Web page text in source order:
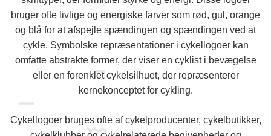
bruger ofte livlige og energiske farver som rød, gul, orange
og blå for at afspejle spændingen og spændingen ved at
cykle. Symbolske repræsentationer i cykellogoer kan
omfatte abstrakte former, der viser en cyklist i bevægelse
eller en forenklet cykelsilhuet, der repræsenterer
kernekonceptet for cykling.
Cykellogoer bruges ofte af cykelproducenter, cykelbutikker,